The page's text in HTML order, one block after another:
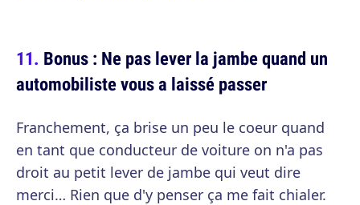
Bonus : Ne pas lever la jambe quand un
automobiliste vous a laissé passer
Franchement, ça brise un peu le coeur quand
en tant que conducteur de voiture on n'a pas
droit au petit lever de jambe qui veut dire
merci… Rien que d'y penser ça me fait chialer.